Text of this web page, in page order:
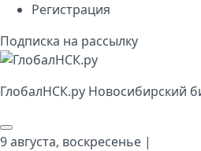
Регистрация
Подписка на рассылку
ГлобалНСК.py Новосибирский
9 августа, воскресенье |